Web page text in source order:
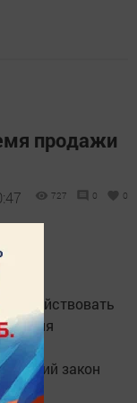
продажи
727 0 0
действовать
закон